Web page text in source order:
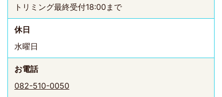
トリミング最終受付18:00まで
休日
水曜日
お電話
082-510-0050